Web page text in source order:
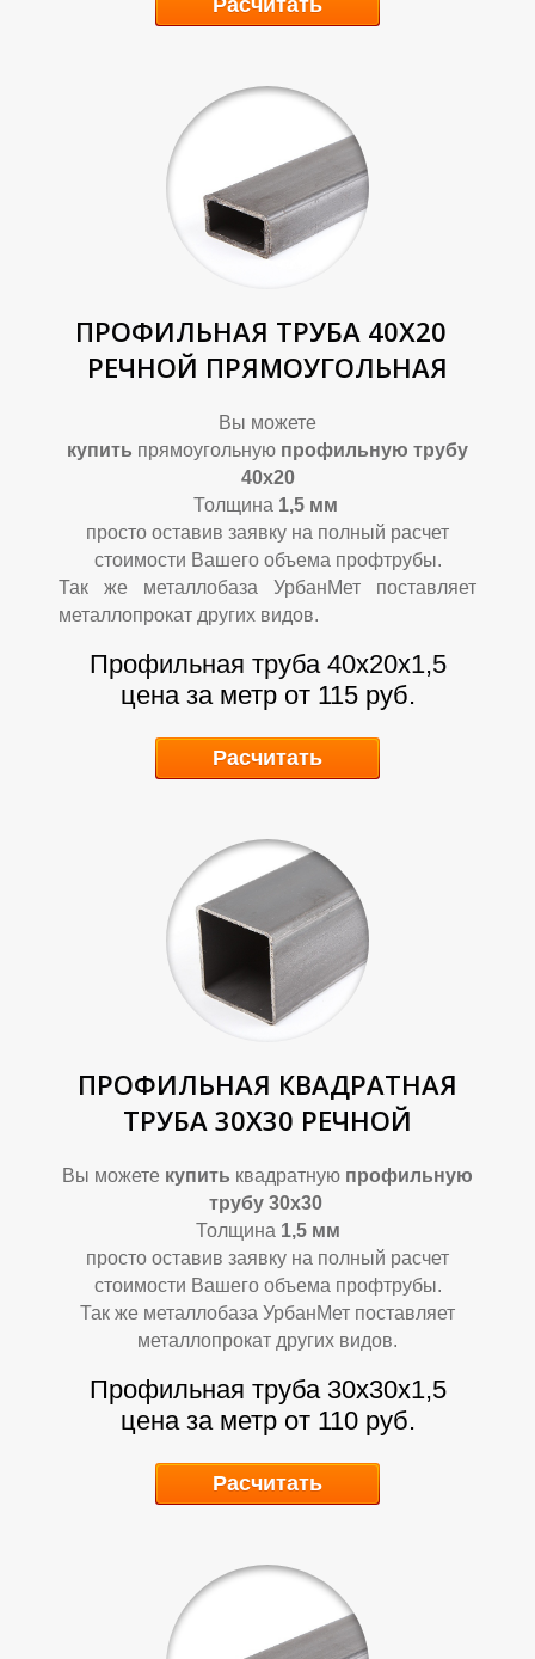
П
Р
О
Расчитать
ПРОФИЛЬНАЯ ТРУБА 40Х20
РЕЧНОЙ ПРЯМОУГОЛЬНАЯ
Вы можете
купить прямоугольную профильную трубу
40х20
Толщина 1,5мм
просто оставив заявку на полный расчет
стоимости Вашего объема профтрубы.
Так же металлобаза УрбанМет поставляет
металлопрокат других видов.
Профильная труба 40х20х1,5
цена за метр от 115 руб.
Расчитать
ПРОФИЛЬНАЯ КВАДРАТНАЯ
ТРУБА 30Х30 РЕЧНОЙ
Вы можете купить квадратную профильную
трубу 30х30
Толщина 1,5 мм
просто оставив заявку на полный расчет
стоимости Вашего объема профтрубы.
Так же металлобаза УрбанМет поставляет
металлопрокат других видов.
Профильная труба 30х30х1,5
цена за метр от 110 руб.
Расчитать
П
Р
О